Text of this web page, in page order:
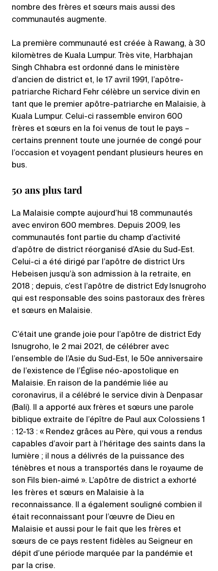
nombre des frères et sœurs mais aussi des
communautés augmente.
La première communauté est créée à Rawang, à 30
kilomètres de Kuala Lumpur. Très vite, Harbhajan
Singh Chhabra est ordonné dans le ministère
d’ancien de district et, le 17 avril 1991, l’apôtre-
patriarche Richard Fehr célèbre un service divin en
tant que le premier apôtre-patriarche en Malaisie, à
Kuala Lumpur. Celui-ci rassemble environ 600
frères et sœurs en la foi venus de tout le pays –
certains prennent toute une journée de congé pour
l’occasion et voyagent pendant plusieurs heures en
bus.
50 ans plus tard
La Malaisie compte aujourd’hui 18 communautés
avec environ 600 membres. Depuis 2009, les
communautés font partie du champ d’activité
d’apôtre de district réorganisé d’Asie du Sud-Est.
Celui-ci a été dirigé par l’apôtre de district Urs
Hebeisen jusqu’à son admission à la retraite, en
2018 ; depuis, c’est l’apôtre de district Edy Isnugroho
qui est responsable des soins pastoraux des frères
et sœurs en Malaisie.
C’était une grande joie pour l’apôtre de district Edy
Isnugroho, le 2 mai 2021, de célébrer avec
l’ensemble de l’Asie du Sud-Est, le 50e anniversaire
de l’existence de l’Église néo-apostolique en
Malaisie. En raison de la pandémie liée au
coronavirus, il a célébré le service divin à Denpasar
(Bali). Il a apporté aux frères et sœurs une parole
biblique extraite de l’épître de Paul aux Colossiens 1
: 12-13 : « Rendez grâces au Père, qui vous a rendus
capables d’avoir part à l’héritage des saints dans la
lumière ; il nous a délivrés de la puissance des
ténèbres et nous a transportés dans le royaume de
son Fils bien-aimé ». L’apôtre de district a exhorté
les frères et sœurs en Malaisie à la
reconnaissance. Il a également souligné combien il
était reconnaissant pour l’œuvre de Dieu en
Malaisie et aussi pour le fait que les frères et
sœurs de ce pays restent fidèles au Seigneur en
dépit d’une période marquée par la pandémie et
par la crise.